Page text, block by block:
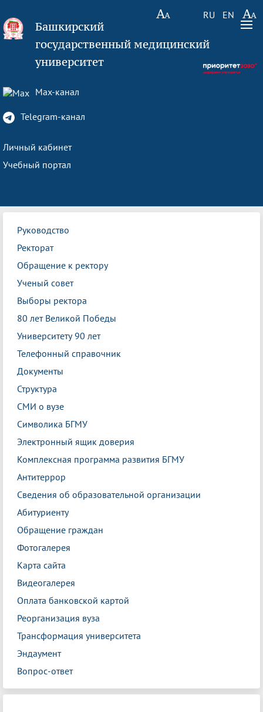
RU EN
Башкирский
государственный медицинский
университет
Max-канал
Telegram-канал
Личный кабинет
Учебный портал
Руководство
Ректорат
Обращение к ректору
Ученый совет
Выборы ректора
80 лет Великой Победы
Университету 90 лет
Телефонный справочник
Документы
Структура
СМИ о вузе
Символика БГМУ
Электронный ящик доверия
Комплексная программа развития БГМУ
Антитеррор
Сведения об образовательной организации
Абитуриенту
Обращение граждан
Фотогалерея
Карта сайта
Видеогалерея
Оплата банковской картой
Реорганизация вуза
Трансформация университета
Эндаумент
Вопрос-ответ